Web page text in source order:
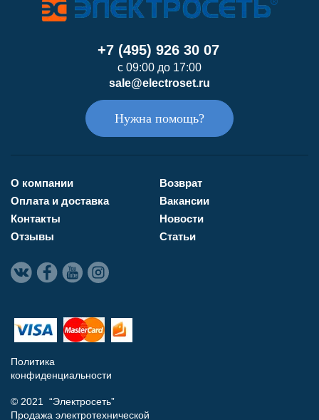
+7 (495) 926 30 07
с 09:00 до 17:00
sale@electroset.ru
Нужна помощь?
О компании
Оплата и доставка
Контакты
Отзывы
Возврат
Вакансии
Новости
Статьи
Политика
конфиденциальности
© 2021 “Электросеть”
Продажа электротехнической